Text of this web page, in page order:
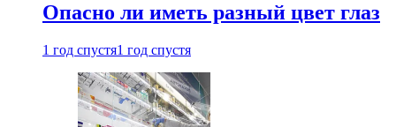
Опасно ли иметь разный цвет глаз
1 год спустя1 год спустя